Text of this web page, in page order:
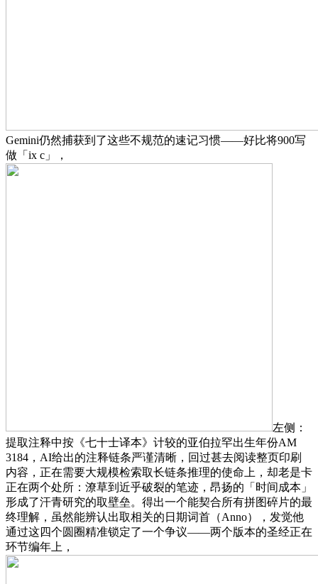
Gemini仍然捕获到了这些不规范的速记习惯——好比将900写
做「ix c」，
左侧：
提取注释中按《七十士译本》计较的亚伯拉罕出生年份AM
3184，AI给出的注释链条严谨清晰，回过甚去阅读整页印刷
内容，正在需要大规模检索取长链条推理的使命上，却老是卡
正在两个处所：潦草到近乎破裂的笔迹，昂扬的「时间成本」
形成了汗青研究的取壁垒。得出一个能契合所有拼图碎片的最
终理解，虽然能辨认出取相关的日期词首（Anno），发觉他
通过这四个圆圈精准锁定了一个争议——两个版本的圣经正在
环节编年上，